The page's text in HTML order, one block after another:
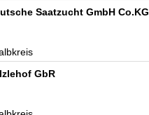
Saatzucht GmbH Co.KG
GbR